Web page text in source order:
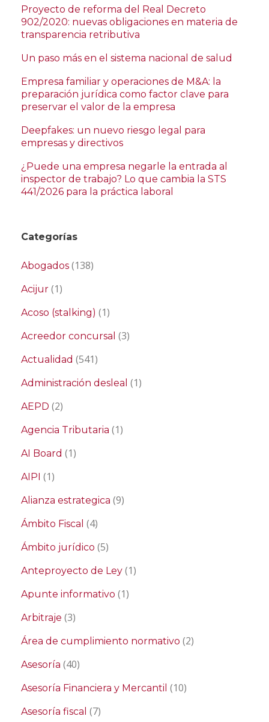
Proyecto de reforma del Real Decreto
902/2020: nuevas obligaciones en materia de
transparencia retributiva
Un paso más en el sistema nacional de salud
Empresa familiar y operaciones de M&A: la
preparación jurídica como factor clave para
preservar el valor de la empresa
Deepfakes: un nuevo riesgo legal para
empresas y directivos
¿Puede una empresa negarle la entrada al
inspector de trabajo? Lo que cambia la STS
441/2026 para la práctica laboral
Categorías
Abogados (138)
Acijur (1)
Acoso (stalking) (1)
Acreedor concursal (3)
Actualidad (541)
Administración desleal (1)
AEPD (2)
Agencia Tributaria (1)
AI Board (1)
AIPI (1)
Alianza estrategica (9)
Ámbito Fiscal (4)
Ámbito jurídico (5)
Anteproyecto de Ley (1)
Apunte informativo (1)
Arbitraje (3)
Área de cumplimiento normativo (2)
Asesoría (40)
Asesoría Financiera y Mercantil (10)
Asesoría fiscal (7)